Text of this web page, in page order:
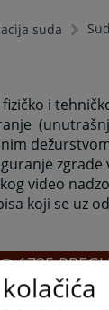
suda
i
video
koji se uz
1725